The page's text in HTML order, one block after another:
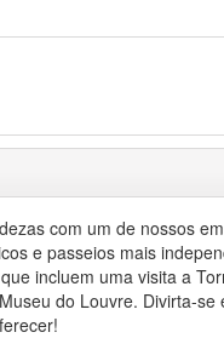
com um de nossos
e passeios mais
incluem uma visita a
do Louvre. Divirta-